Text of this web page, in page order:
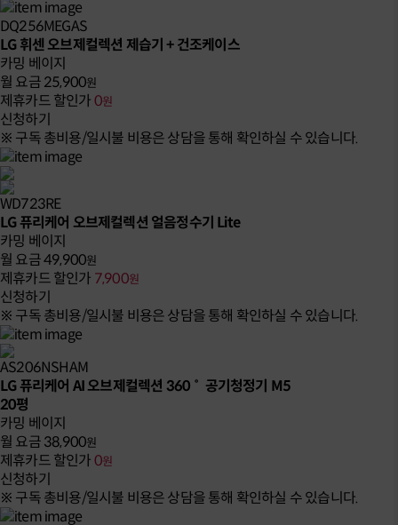
DQ256MEGAS
LG 휘센 오브제컬렉션 제습기 + 건조케이스
카밍 베이지
월 요금25,900원
제휴카드 할인가0원
신청하기
※ 구독 총비용/일시불 비용은 상담을 통해 확인하실 수 있습니다.
WD723RE
LG 퓨리케어 오브제컬렉션 얼음정수기 Lite
카밍 베이지
월 요금49,900원
제휴카드 할인가 7,900원
신청하기
※ 구독 총비용/일시불 비용은 상담을 통해 확인하실 수 있습니다.
AS206NSHAM
LG 퓨리케어 AI 오브제컬렉션 360˚ 공기청정기 M5
20평
카밍 베이지
월 요금38,900원
제휴카드 할인가0원
신청하기
※ 구독 총비용/일시불 비용은 상담을 통해 확인하실 수 있습니다.